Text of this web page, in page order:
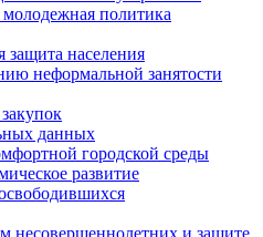
молодежная политика
защита населения
неформальной занятости
данных
городской среды
развитие